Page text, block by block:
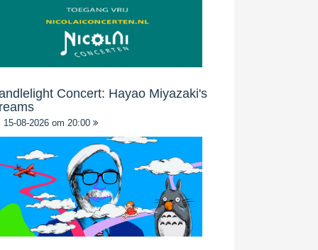
Concert: Hayao Miyazaki's
15-08-2026 om 20:00